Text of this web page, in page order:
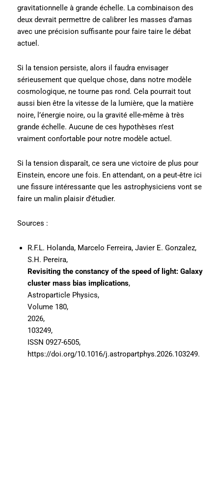
gravitationnelle à grande échelle. La combinaison des
deux devrait permettre de calibrer les masses d’amas
avec une précision suffisante pour faire taire le débat
actuel.
Si la tension persiste, alors il faudra envisager
sérieusement que quelque chose, dans notre modèle
cosmologique, ne tourne pas rond. Cela pourrait tout
aussi bien être la vitesse de la lumière, que la matière
noire, l’énergie noire, ou la gravité elle-même à très
grande échelle. Aucune de ces hypothèses n’est
vraiment confortable pour notre modèle actuel.
Si la tension disparaît, ce sera une victoire de plus pour
Einstein, encore une fois. En attendant, on a peut-être ici
une fissure intéressante que les astrophysiciens vont se
faire un malin plaisir d’étudier.
Sources :
R.F.L. Holanda, Marcelo Ferreira, Javier E. Gonzalez,
S.H. Pereira,
Revisiting the constancy of the speed of light: Galaxy
cluster mass bias implications,
Astroparticle Physics,
Volume 180,
2026,
103249,
ISSN 0927-6505,
https://doi.org/10.1016/j.astropartphys.2026.103249.